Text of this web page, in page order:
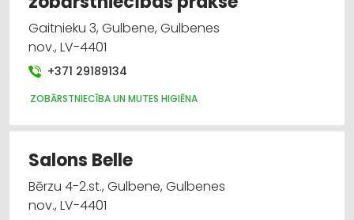
Gaitnieku 3, Gulbene, Gulbenes
nov., LV-4401
+371 29189134
ZOBĀRSTNIECĪBA UN MUTES HIGIĒNA
Salons Belle
Bērzu 4-2.st., Gulbene, Gulbenes
nov., LV-4401